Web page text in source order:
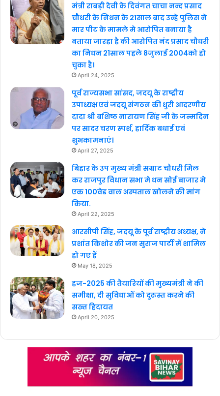
मंत्री राबड़ी देवी के दिवंगत चाचा नन्द प्रसाद
चौधरी के निधन के 21साल बाद उन्हे पुलिस ने
मार पीट के मामले मे आरोपित बनाया है
बताया जारहा है की आरोपित नंद प्रसाद चौधरी
का निधन 21साल पहले 8जुलाई 2004को हो
चुका है।
April 24, 2025
पूर्व राज्यसभा सांसद, जदयू के राष्ट्रीय
उपाध्यक्ष एवं जदयू संगठन की धुरी आदरणीय
दादा श्री बशिष्ठ नारायण सिंह जी के जन्मदिन
पर सादर चरण स्पर्श, हार्दिक बधाई एवं
शुभकामनाएं।
April 27, 2025
बिहार के उप मुख्य मंत्री सम्राट चौधरी मिल
कर राजपुर विधान सभा मे धन सोई बाजार मे
एक 100वेड वाल अस्पताल खोलने की मांग
किया.
April 22, 2025
आरसीपी सिंह, जदयू के पूर्व राष्ट्रीय अध्यक्ष, ने
प्रशांत किशोर की जन सुराज पार्टी में शामिल
हो गए हैं
May 18, 2025
हज-2025 की तैयारियों की मुख्यमंत्री ने की
समीक्षा, दी सुविधाओं को दुरुस्त करने की
सख्त हिदायत
April 20, 2025